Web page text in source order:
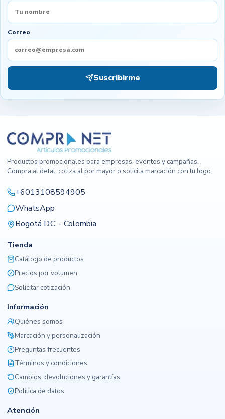
Correo
Suscribirme
Productos promocionales para empresas, eventos y campañas.
Compra al detal, cotiza al por mayor o solicita marcación con tu logo.
+6013108594905
WhatsApp
Bogotá D.C. - Colombia
Tienda
Catálogo de productos
Precios por volumen
Solicitar cotización
Información
Quiénes somos
Marcación y personalización
Preguntas frecuentes
Términos y condiciones
Cambios, devoluciones y garantías
Política de datos
Atención